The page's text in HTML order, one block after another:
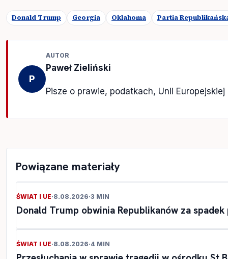
Donald Trump Georgia Oklahoma Partia
P
AUTOR
Paweł Zieliński
Pisze o prawie, podatkach, Unii
Powiązane materiały
ŚWIAT I UE·8.08.2026·3 MIN
Donald Trump obwinia Republikanów za
ŚWIAT I UE·8.08.2026·4 MIN